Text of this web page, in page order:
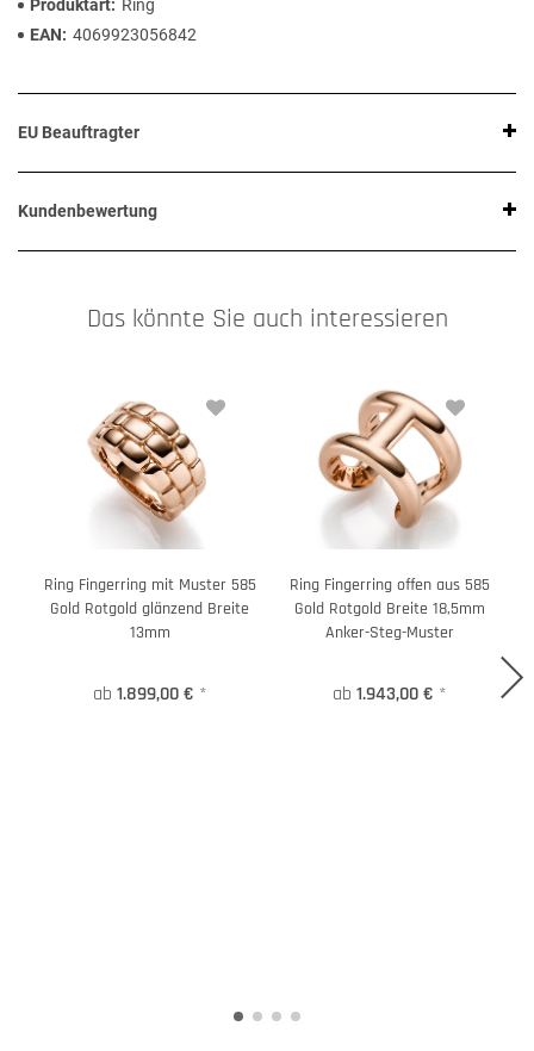
Produktart
Ring
EAN
4069923056842
EU Beauftragter
Kundenbewertung
Das könnte Sie auch interessieren
Ring Fingerring mit Muster 585
Gold Rotgold glänzend Breite
13mm
ab 1.899,00 € *
Ring Fingerring offen aus 585
Gold Rotgold Breite 18,5mm
Anker-Steg-Muster
ab 1.943,00 € *